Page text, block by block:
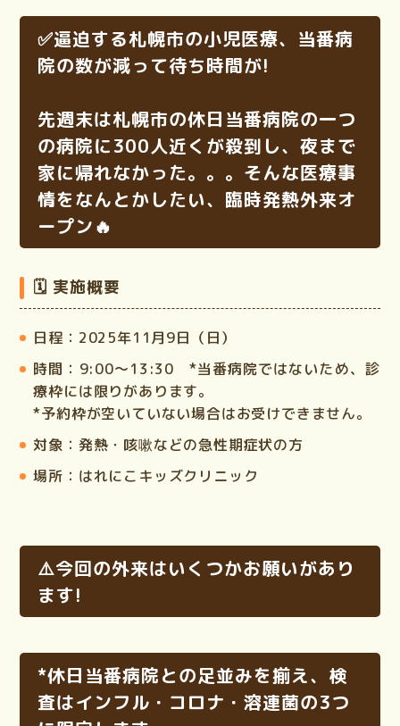
✅️逼迫する札幌市の小児医療、当番病
院の数が減って待ち時間が!
先週末は札幌市の休日当番病院の一つ
の病院に300人近くが殺到し、夜まで
家に帰れなかった。。。そんな医療事
情をなんとかしたい、 臨時発熱外来オ
ープン🔥
🗓 実施概要
日程：2025年11月9日（日）
時間： 9:00～13:30 *当番病院ではないため、診
療枠には限りがあります。
*予約枠が空いていない場合はお受けできません。
対象： 発熱・咳嗽などの急性期症状の方
場所： はれにこキッズクリニック
⚠️今回の外来はいくつかお願いがあり
ます!
*休日当番病院との足並みを揃え、検
査はインフル・コロナ・溶連菌の3つ